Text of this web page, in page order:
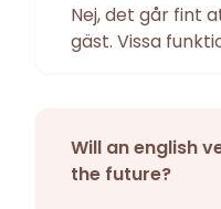
Nej, det går fint
gäst. Vissa
Will an english
the future?